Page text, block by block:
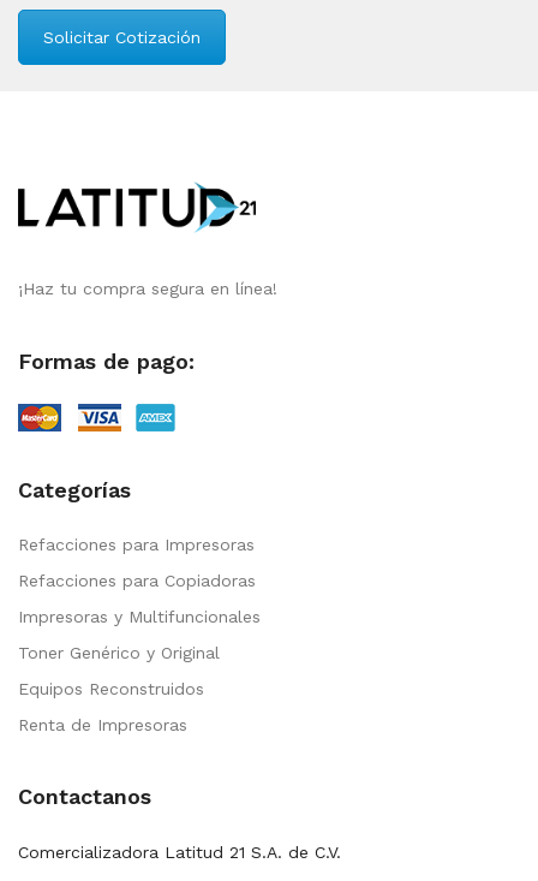
Solicitar Cotización
¡Haz tu compra segura en línea!
Formas de pago:
Categorías
Refacciones para Impresoras
Refacciones para Copiadoras
Impresoras y Multifuncionales
Toner Genérico y Original
Equipos Reconstruidos
Renta de Impresoras
Contactanos
Comercializadora Latitud 21 S.A. de C.V.